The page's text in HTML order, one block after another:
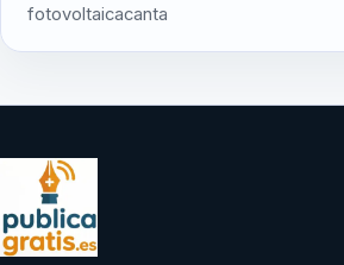
fotovoltaicacanta